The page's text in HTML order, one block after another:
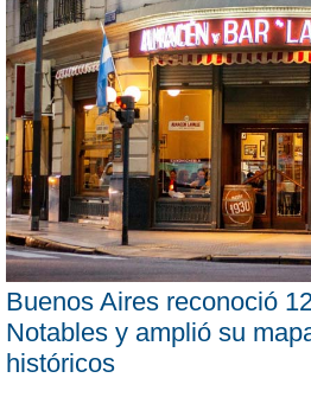
Buenos Aires reconoció
Notables y amplió su
históricos